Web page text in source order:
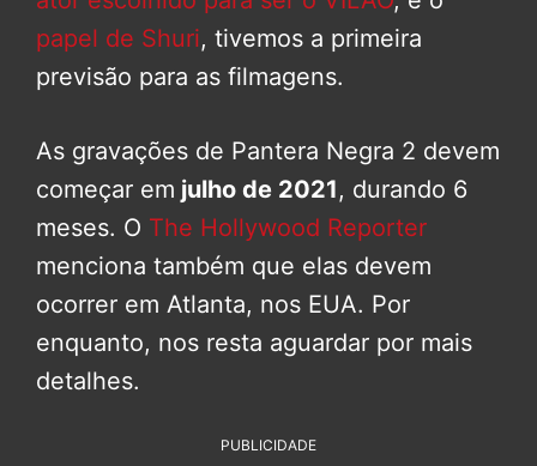
papel de Shuri, tivemos a primeira
previsão para as filmagens.
As gravações de Pantera Negra 2 devem
começar em julho de 2021, durando 6
meses. O The Hollywood Reporter
menciona também que elas devem
ocorrer em Atlanta, nos EUA. Por
enquanto, nos resta aguardar por mais
detalhes.
PUBLICIDADE